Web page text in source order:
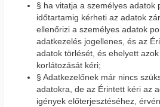
§ ha vitatja a személyes adatok
időtartamig kérheti az adatok
ellenőrizi a személyes adatok
adatkezelés jogellenes, és az
adatok törlését, és ehelyett
korlátozását kéri;
§ Adatkezelőnek már nincs
adatokra, de az Érintett kéri az
igények előterjesztéséhez,